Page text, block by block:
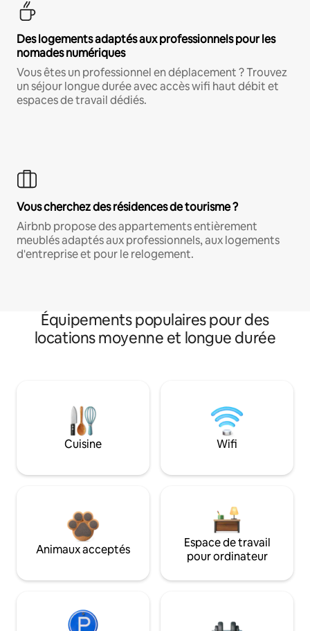
Des logements adaptés aux professionnels pour les
nomades numériques
Vous êtes un professionnel en déplacement ? Trouvez
un séjour longue durée avec accès wifi haut débit et
espaces de travail dédiés.
Vous cherchez des résidences de tourisme ?
Airbnb propose des appartements entièrement
meublés adaptés aux professionnels, aux logements
d'entreprise et pour le relogement.
Équipements populaires pour des
locations moyenne et longue durée
Cuisine Wifi
Animaux acceptés
Espace de travail
pour ordinateur